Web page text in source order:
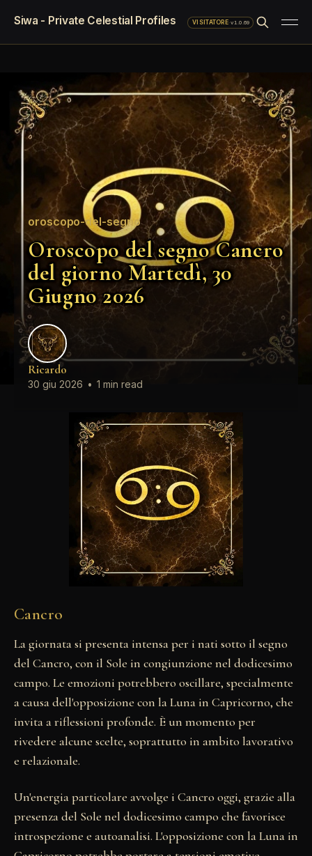
Siwa - Private Celestial Profiles VISITATORE·v1.0.69
oroscopo-del-segno
Oroscopo del segno Cancro
del giorno Martedì, 30
Giugno 2026
Ricardo
30 giu 2026 • 1 min read
Cancro
La giornata si presenta intensa per i nati sotto il segno
del Cancro, con il Sole in congiunzione nel dodicesimo
campo. Le emozioni potrebbero oscillare, specialmente
a causa dell'opposizione con la Luna in Capricorno, che
invita a riflessioni profonde. È un momento per
rivedere alcune scelte, soprattutto in ambito lavorativo
e relazionale.
Un'energia particolare avvolge i Cancro oggi, grazie alla
presenza del Sole nel dodicesimo campo che favorisce
introspezione e autoanalisi. L'opposizione con la Luna in